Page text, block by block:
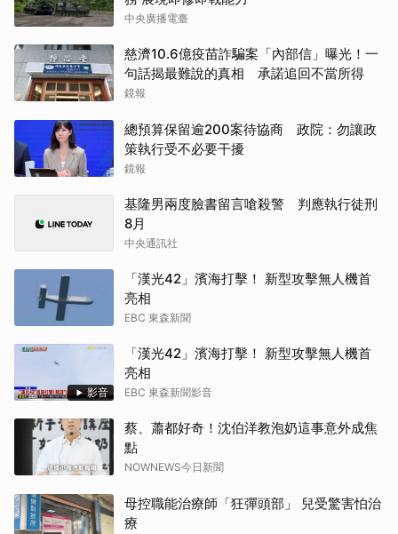
中央廣播電臺
慈濟10.6億疫苗詐騙案「內部信」曝光！一
句話揭最難說的真相 承諾追回不當所得
鏡報
總預算保留逾200案待協商 政院：勿讓政
策執行受不必要干擾
鏡報
基隆男兩度臉書留言嗆殺警 判應執行徒刑
8月
中央通訊社
「漢光42」濱海打擊！ 新型攻擊無人機首
亮相
EBC 東森新聞
影音
「漢光42」濱海打擊！ 新型攻擊無人機首
亮相
EBC 東森新聞影音
蔡、蕭都好奇！沈伯洋教泡奶這事意外成焦
點
NOWNEWS今日新聞
母控職能治療師「狂彈頭部」 兒受驚害怕治
療